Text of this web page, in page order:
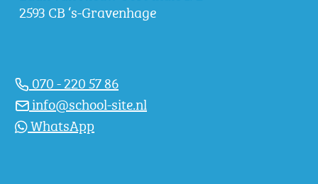
2593 CB ‘s-Gravenhage
070 - 220 57 86
info@school-site.nl
WhatsApp